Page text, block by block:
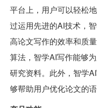
平台上，用户可以轻松
过运用先进的AI技术，
高论文写作的效率和质
算法，智学AI写作能够
研究资料。此外，智学
够帮助用户优化论文的